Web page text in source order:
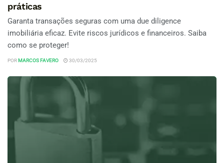
práticas
Garanta transações seguras com uma due diligence
imobiliária eficaz. Evite riscos jurídicos e financeiros. Saiba
como se proteger!
POR MARCOS FAVERO 30/03/2025